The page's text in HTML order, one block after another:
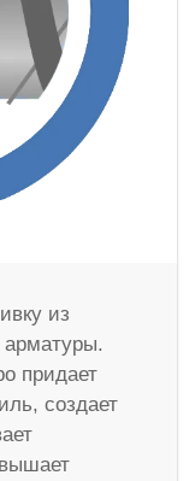
из
арматуры.
придает
создает